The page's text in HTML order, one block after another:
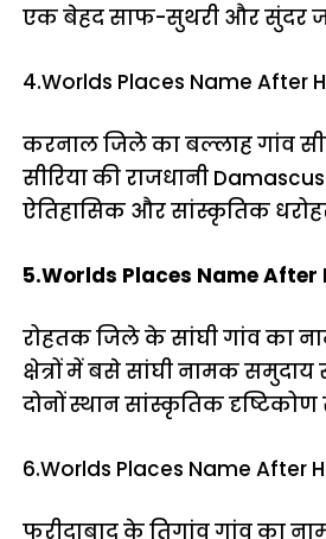
एक बेहद साफ-सुथरी और सुंदर
4.Worlds Places Name After
करनाल जिले का बल्लाह गांव
सीरिया की राजधानी
ऐतिहासिक और सांस्कृतिक धरोहर
5.Worlds Places Name After
रोहतक जिले के सांघी गांव का
क्षेत्रों में बसे सांघी नामक
दोनों स्थान सांस्कृतिक दृष्टिकोण
6.Worlds Places Name After
फरीदाबाद के तिगांव गांव का